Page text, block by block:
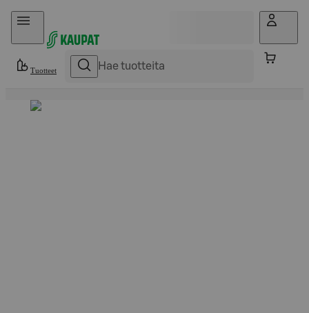
Hyppää sisältöön
Tuotteet